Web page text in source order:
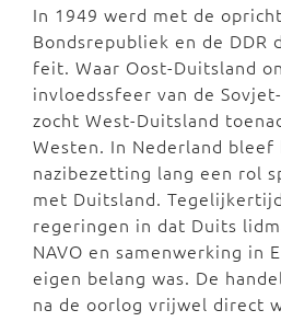
In 1949 werd met de
Bondsrepubliek en de DDR
feit. Waar Oost-Duitsland
invloedssfeer van de
zocht West-Duitsland
Westen. In Nederland bleef
nazibezetting lang een rol
met Duitsland.
regeringen in dat Duits
NAVO en samenwerking in
eigen belang was. De
na de oorlog vrijwel direct